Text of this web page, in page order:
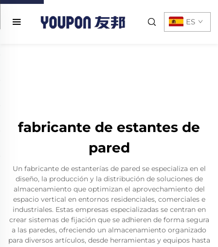
ES
fabricante de estantes de
pared
Un fabricante de estanterías de pared se especializa en el
diseño, la producción y la distribución de soluciones de
almacenamiento que optimizan el aprovechamiento del
espacio vertical en entornos residenciales, comerciales e
industriales. Estas empresas especializadas se centran en
crear sistemas de fijación que se adhieren de forma segura
a las paredes, ofreciendo un almacenamiento organizado
para diversos artículos, desde herramientas y equipos hasta